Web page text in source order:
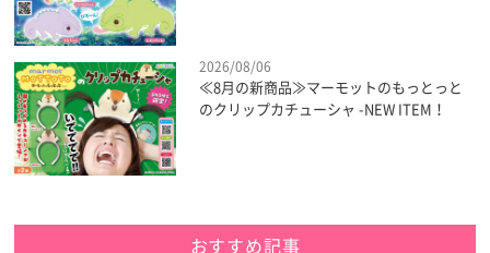
2026/08/06
≪8月の新商品≫マーモットのもっとっと
のクリップカチューシャ -NEW ITEM！
おすすめ記事